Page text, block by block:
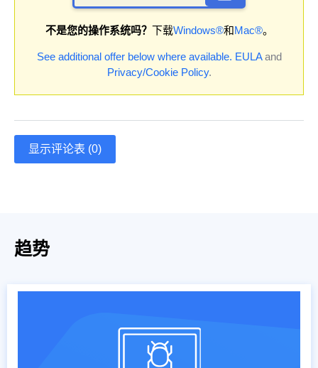
不是您的操作系统吗？ 下载Windows®和Mac®。
See additional offer below where available. EULAand
Privacy/Cookie Policy.
显示评论表 (0)
趋势